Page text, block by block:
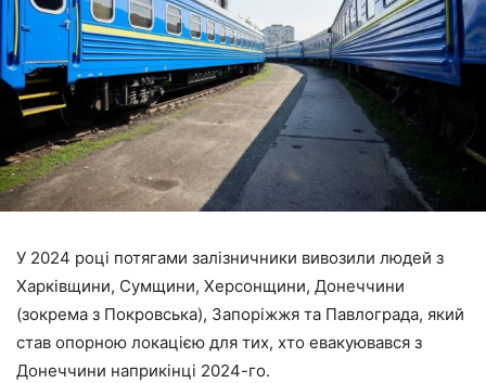
У 2024 році потягами залізничники вивозили людей з
Харківщини, Сумщини, Херсонщини, Донеччини
(зокрема з Покровська), Запоріжжя та Павлограда, який
став опорною локацією для тих, хто евакуювався з
Донеччини наприкінці 2024-го.